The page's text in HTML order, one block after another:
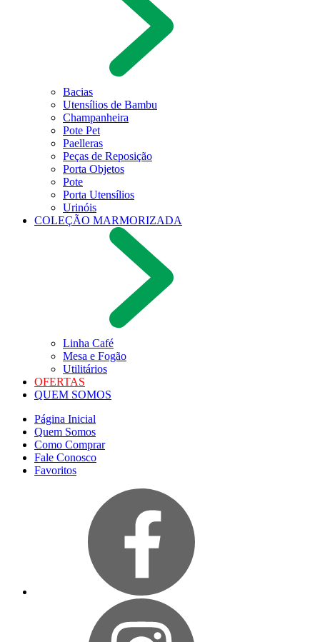
Bacias
Utensílios de Bambu
Champanheira
Pote Pet
Paelleras
Peças de Reposição
Porta Objetos
Pote
Porta Utensílios
Urinóis
COLEÇÃO MARMORIZADA
Linha Café
Mesa e Fogão
Utilitários
OFERTAS
QUEM SOMOS
Página Inicial
Quem Somos
Como Comprar
Fale Conosco
Favoritos